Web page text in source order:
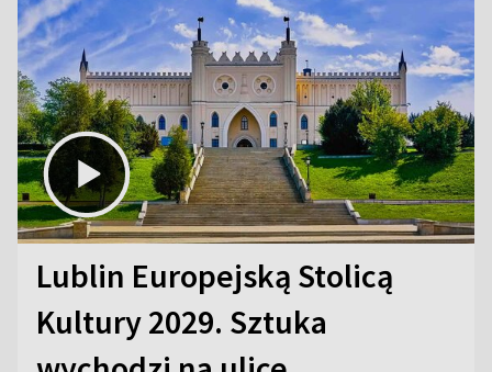
Lublin Europejską Stolicą
Kultury 2029. Sztuka